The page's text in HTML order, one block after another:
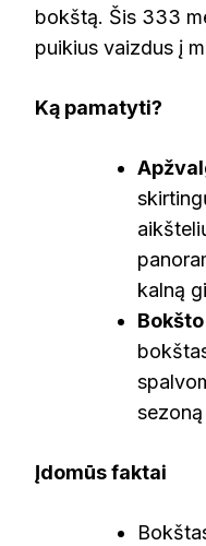
bokštą. Šis 333
puikius vaizdus į
Ką pamatyti?
kalną
Įdomūs faktai